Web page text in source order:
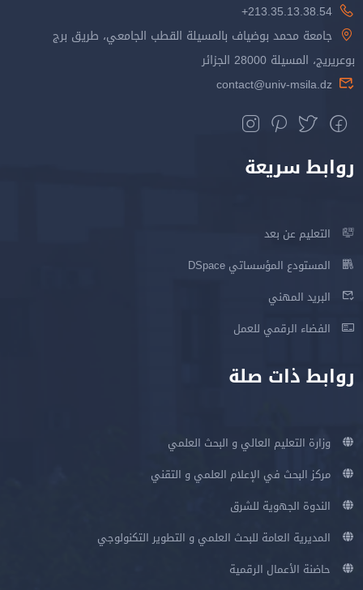
213.35.13.38.54+
جامعة محمد بوضياف بالمسيلة القطب الجامعي، طريق برج
بوعريريج، المسيلة 28000 الجزائر
contact@univ-msila.dz
روابط سريعة
التعليم عن بعد
المستودع المؤسساتي DSpace
البريد المهني
الفضاء الرقمي للعمل
روابط ذات صلة
وزارة التعليم العالي و البحث العلمي
مركز البحث في الإعلام العلمي و التقني
الندوة الجهوية للشرق
المديرية العامة للبحث العلمي و التطوير التكنولوجي
حاضنة الأعمال الرقمية